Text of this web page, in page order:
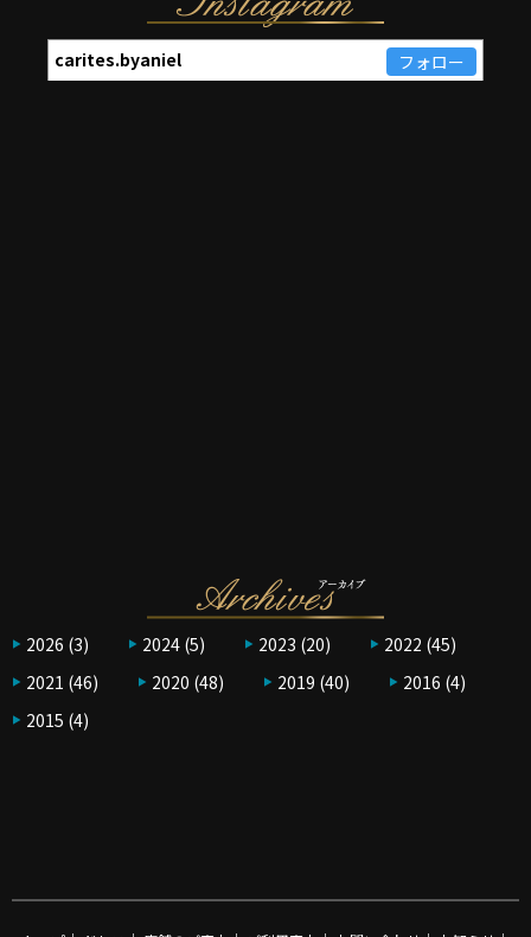
carites.byaniel フォロー
2026 (3) 2024 (5) 2023 (20) 2022 (45)
2021 (46) 2020 (48) 2019 (40) 2016 (4)
2015 (4)